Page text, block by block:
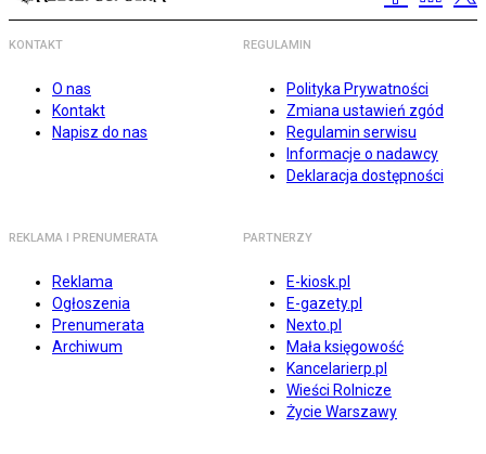
KONTAKT
O nas
Kontakt
Napisz do nas
REGULAMIN
Polityka Prywatności
Zmiana ustawień zgód
Regulamin serwisu
Informacje o nadawcy
Deklaracja dostępności
REKLAMA I PRENUMERATA
Reklama
Ogłoszenia
Prenumerata
Archiwum
PARTNERZY
E-kiosk.pl
E-gazety.pl
Nexto.pl
Mała księgowość
Kancelarierp.pl
Wieści Rolnicze
Życie Warszawy